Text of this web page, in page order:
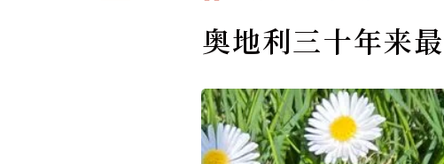
奥地利三十年来